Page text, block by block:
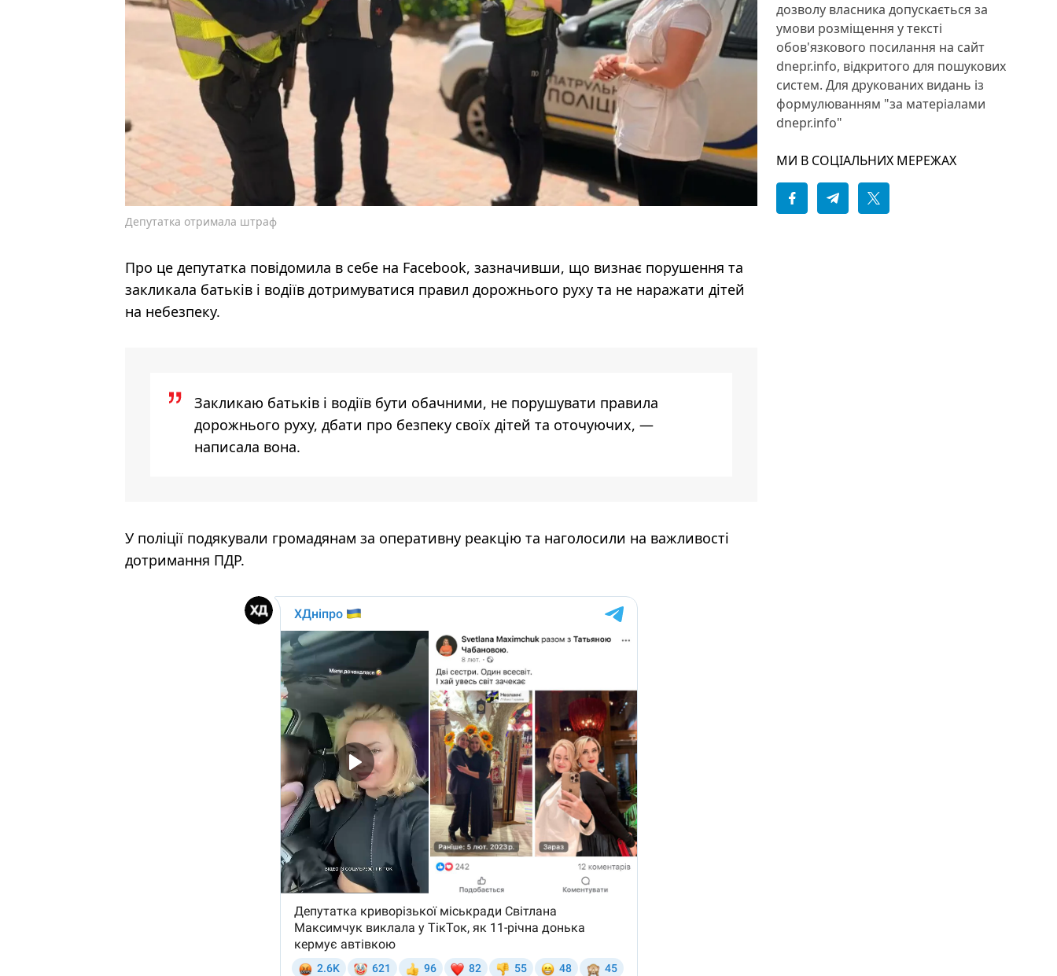
Депутатка отримала штраф
Про це депутатка повідомила в себе на Facebook, зазначивши, що визнає порушення та
закликала батьків і водіїв дотримуватися правил дорожнього руху та не наражати дітей
на небезпеку.
Закликаю батьків і водіїв бути обачними, не порушувати правила
дорожнього руху, дбати про безпеку своїх дітей та оточуючих, —
написала вона.
У поліції подякували громадянам за оперативну реакцію та наголосили на важливості
дотримання ПДР.
дозволу власника допускається за
умови розміщення у тексті
обов'язкового посилання на сайт
dnepr.info, відкритого для пошукових
систем. Для друкованих видань із
формулюванням "за матеріалами
dnepr.info"
МИ В СОЦІАЛЬНИХ МЕРЕЖАХ